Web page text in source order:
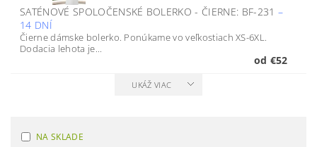
SATÉNOVÉ SPOLOČENSKÉ BOLERKO - ČIERNE: BF-231 –
14 DNÍ
Čierne dámske bolerko. Ponúkame vo veľkostiach XS-6XL.
Dodacia lehota je...
od €52
UKÁŽ VIAC
NA SKLADE